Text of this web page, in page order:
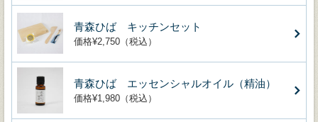
青森ひば キッチンセット
価格¥2,750（税込）
青森ひば エッセンシャルオイル（精油）
価格¥1,980（税込）